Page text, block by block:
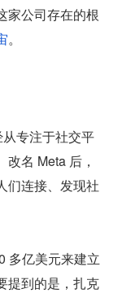
公司存在的根
。
专注于社交平
名 Meta 后，
们连接、发现社
多亿美元来建立
提到的是，扎克